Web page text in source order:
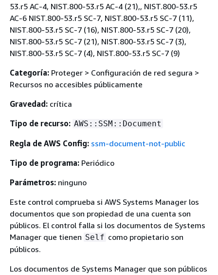
53.r5 AC-4, NIST.800-53.r5 AC-4 (21),, NIST.800-53.r5
AC-6 NIST.800-53.r5 SC-7, NIST.800-53.r5 SC-7 (11),
NIST.800-53.r5 SC-7 (16), NIST.800-53.r5 SC-7 (20),
NIST.800-53.r5 SC-7 (21), NIST.800-53.r5 SC-7 (3),
NIST.800-53.r5 SC-7 (4), NIST.800-53.r5 SC-7 (9)
Categoría: Proteger > Configuración de red segura >
Recursos no accesibles públicamente
Gravedad: crítica
Tipo de recurso: AWS::SSM::Document
Regla de AWS Config: ssm-document-not-public
Tipo de programa: Periódico
Parámetros: ninguno
Este control comprueba si AWS Systems Manager los
documentos que son propiedad de una cuenta son
públicos. El control falla si los documentos de Systems
Manager que tienen Self como propietario son
públicos.
Los documentos de Systems Manager que son públicos